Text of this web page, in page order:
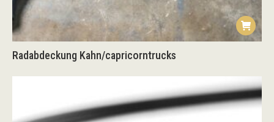
Radabdeckung Kahn/capricorntrucks